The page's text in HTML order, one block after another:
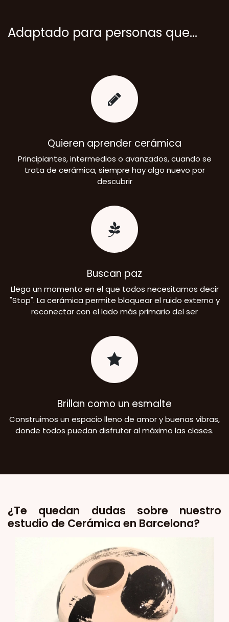
Adaptado para personas que...
Quieren aprender cerámica
Principiantes, intermedios o avanzados, cuando se
trata de cerámica, siempre hay algo nuevo por
descubrir
Buscan paz
Llega un momento en el que todos necesitamos decir
"Stop". La cerámica permite bloquear el ruido externo y
reconectar con el lado más primario del ser
Brillan como un esmalte
Construimos un espacio lleno de amor y buenas vibras,
donde todos puedan disfrutar al máximo las clases.
¿Te quedan dudas sobre nuestro
estudio de Cerámica en Barcelona?